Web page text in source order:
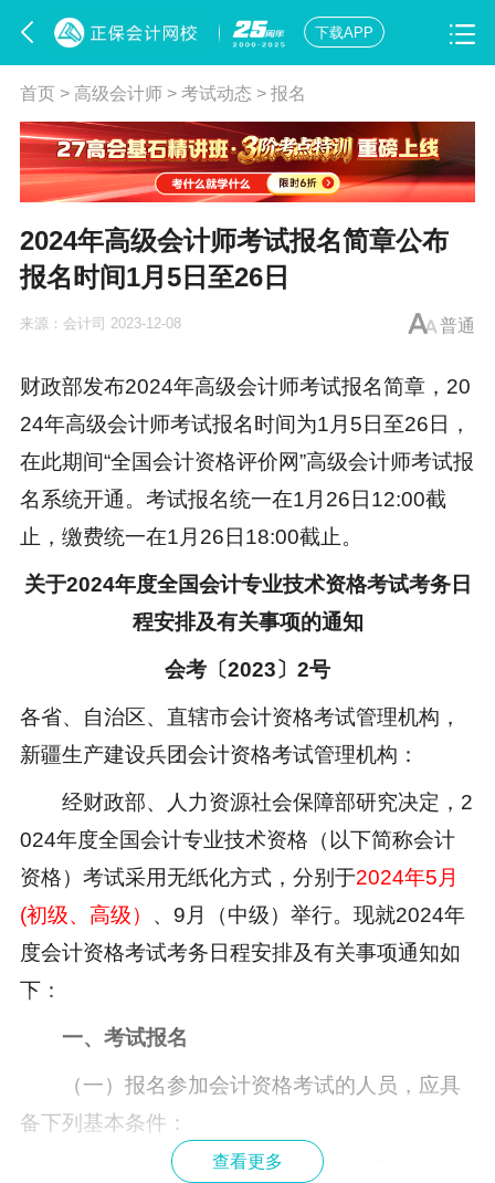
下载APP
首页> 高级会计师> 考试动态 > 报名
2024年高级会计师考试报名简章公布
报名时间1月5日至26日
普通
来源： 会计司 2023-12-08
财政部发布2024年高级会计师考试报名简章，20
24年高级会计师考试报名时间为1月5日至26日，
在此期间“全国会计资格评价网”高级会计师考试报
名系统开通。考试报名统一在1月26日12:00截
止，缴费统一在1月26日18:00截止。
关于2024年度全国会计专业技术资格考试考务日
程安排及有关事项的通知
会考〔2023〕2号
各省、自治区、直辖市会计资格考试管理机构，
新疆生产建设兵团会计资格考试管理机构：
经财政部、人力资源社会保障部研究决定，2
024年度全国会计专业技术资格（以下简称会计
资格）考试采用无纸化方式，分别于2024年5月
(初级、高级） 、9月（中级）举行。现就2024年
度会计资格考试考务日程安排及有关事项通知如
下：
一、考试报名
（一）报名参加会计资格考试的人员，应具
备下列基本条件：
1.遵守《中华人民共和国会计法》和国家统
查看更多